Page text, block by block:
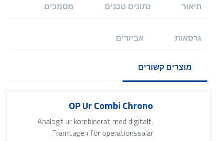
תיאור נתונים טכנים מסמכים
גרסאות אביזרים
מוצרים קשורים
OP Ur Combi Chrono
Analogt ur kombinerat med digitalt.
Framtagen för operationssalar.